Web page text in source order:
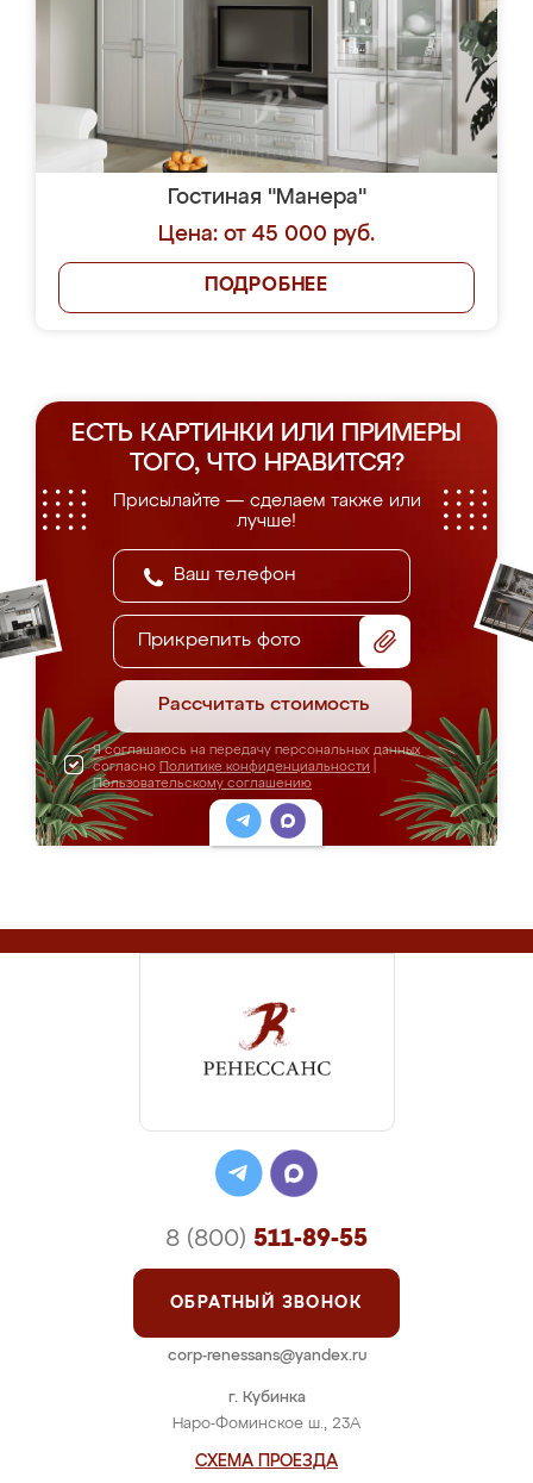
Гостиная "Манера"
Цена: от 45 000 руб.
ПОДРОБНЕЕ
ЕСТЬ КАРТИНКИ ИЛИ ПРИМЕРЫ
ТОГО, ЧТО НРАВИТСЯ?
Присылайте — сделаем также или
лучше!
Прикрепить фото
Рассчитать стоимость
Я соглашаюсь на передачу персональных данных
согласно Политике конфиденциальности
Пользовательскому соглашению
г. Кубинка
Наро-Фоминское ш., 23А
СХЕМА ПРОЕЗДА
8 (800) 511-89-55
ОБРАТНЫЙ ЗВОНОК
corp-renessans@yandex.ru